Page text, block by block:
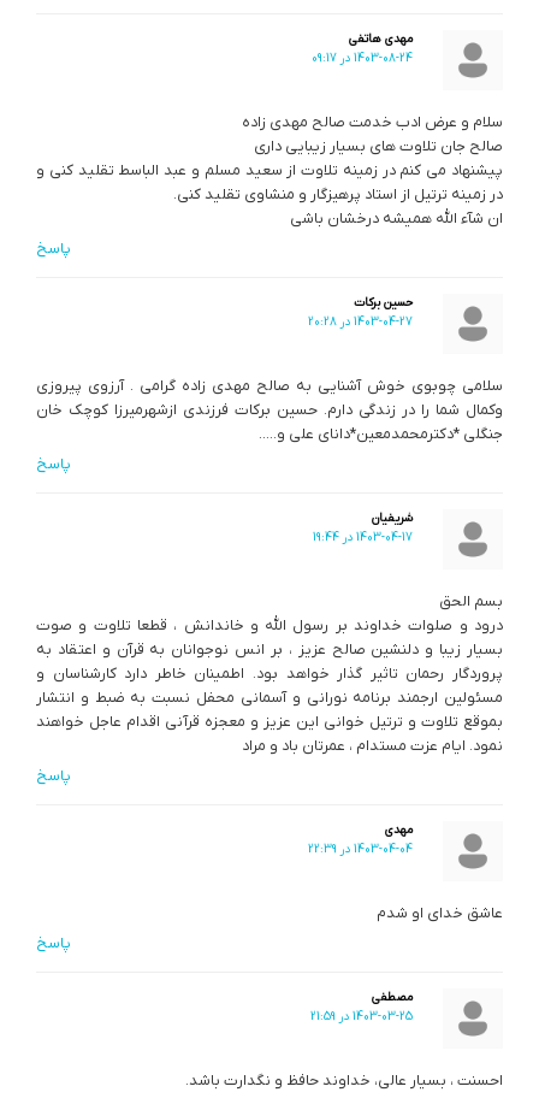
مهدی هاتفی
1403-08-24 در 09:17
سلام و عرض ادب خدمت صالح مهدی زاده
صالح جان تلاوت های بسیار زیبایی داری
پیشنهاد می کنم در زمینه تلاوت از سعید مسلم و عبد الباسط تقلید کنی و
در زمینه ترتیل از استاد پرهیزگار و منشاوی تقلید کنی.
ان شآء الله همیشه درخشان باشی
پاسخ
حسین برکات
1403-04-27 در 20:28
سلامی چوبوی خوش آشنایی به صالح مهدی زاده گرامی . آرزوی پیروزی
وکمال شما را در زندگی دارم. حسین برکات فرزندی ازشهرمیرزا کوچک خان
جنگلی *دکترمحمدمعین*دانای علی و…..
پاسخ
شریفیان
1403-04-17 در 19:44
بسم الحق
درود و صلوات خداوند بر رسول الله و خاندانش ، قطعا تلاوت و صوت
بسیار زیبا و دلنشین صالح عزیز ، بر انس نوجوانان به قرآن و اعتقاد به
پروردگار رحمان تاثیر گذار خواهد بود. اطمینان خاطر دارد کارشناسان و
مسئولین ارجمند برنامه نورانی و آسمانی محفل نسبت به ضبط و انتشار
بموقع تلاوت و ترتیل خوانی این عزیز و معجزه قرآنی اقدام عاجل خواهند
نمود. ایام عزت مستدام ، عمرتان باد و مراد
پاسخ
مهدی
1403-04-04 در 22:39
عاشق خدای او شدم
پاسخ
مصطفی
1403-03-25 در 21:59
احسنت ، بسیار عالی، خداوند حافظ و نگدارت باشد.